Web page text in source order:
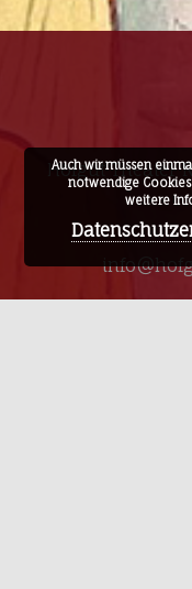
Hofgut Theater
Auch wir müssen
notwendige
weitere